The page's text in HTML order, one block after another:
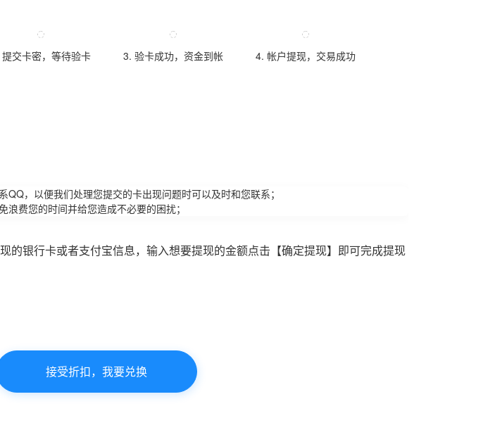
交卡密，等待验卡 3. 验卡成功，资金到帐 4. 帐户提现，交易成功
，以便我们处理您提交的卡出现问题时可以及时和您联系；
费您的时间并给您造成不必要的困扰；
的银行卡或者支付宝信息，输入想要提现的金额点击【确定提现】即可完成提现
接受折扣，我要兑换